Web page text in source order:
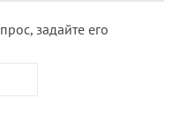
задайте его